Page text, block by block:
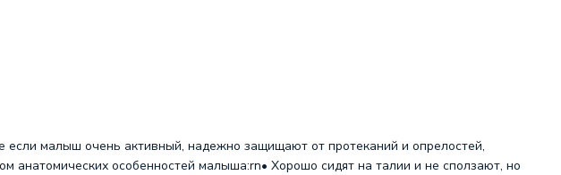
если малыш очень активный, надежно защищают от протеканий и опрелостей,
анатомических особенностей малыша:rn• Хорошо сидят на талии и не сползают, но